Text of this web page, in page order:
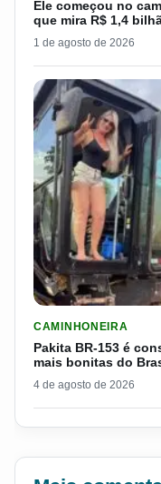
Ele começou no
que mira R$ 1,4
1 de agosto de 2026
CAMINHONEIRA
Pakita BR-153 é
mais bonitas do
4 de agosto de 2026